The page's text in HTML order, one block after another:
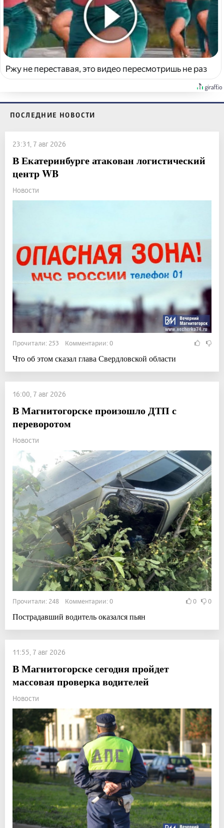
Ржу не переставая, это видео пересмотришь не раз
ПОСЛЕДНИЕ НОВОСТИ
23:31, 7 авг 2026
В Екатеринбурге атакован логистический
центр WB
Новости
Прочитали: 253 Комментарии: 0
Что об этом сказал глава Свердловской области
16:00, 7 авг 2026
В Магнитогорске произошло ДТП с
переворотом
Новости
Прочитали: 248 Комментарии: 0 0 0
Пострадавший водитель оказался пьян
11:55, 7 авг 2026
В Магнитогорске сегодня пройдет
массовая проверка водителей
Новости